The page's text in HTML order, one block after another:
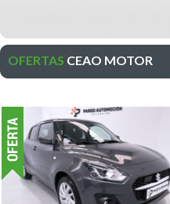
OFERTAS CEAO MOTOR